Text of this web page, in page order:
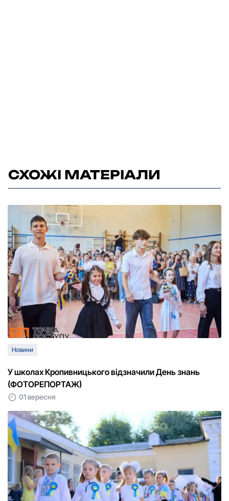
СХОЖІ МАТЕРІАЛИ
Новини
У школах Кропивницького відзначили День знань
(ФОТОРЕПОРТАЖ)
01 вересня